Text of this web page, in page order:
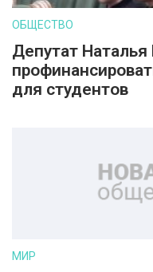
ОБЩЕСТВО
Депутат Наталья
для студентов
МИР